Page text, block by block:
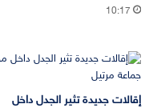
10:17
إقالات جديدة تثير الجدل داخل